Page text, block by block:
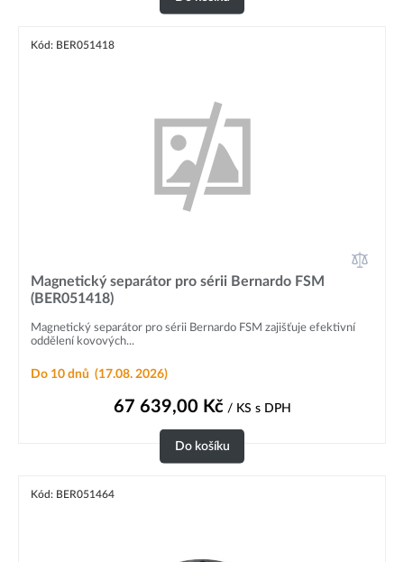
Kód: BER051418
Magnetický separátor pro sérii Bernardo FSM
(BER051418)
Magnetický separátor pro sérii Bernardo FSM zajišťuje efektivní
oddělení kovových...
Do 10 dnů (17.08. 2026)
67 639,00 Kč/ KS s DPH
Do košíku
Kód: BER051464